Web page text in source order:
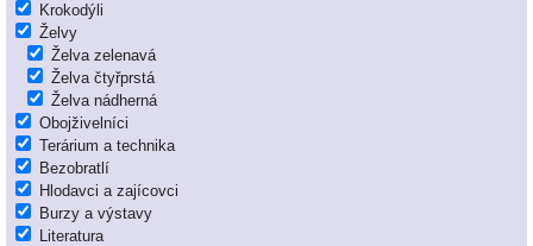
Krokodýli
Želvy
Želva zelenavá
Želva čtyřprstá
Želva nádherná
Obojživelníci
Terárium a technika
Bezobratlí
Hlodavci a zajícovci
Burzy a výstavy
Literatura